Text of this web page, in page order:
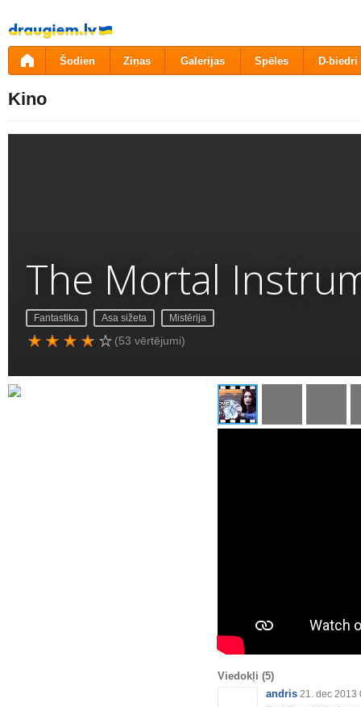
Pāriet
uz
saturu
Šodien Ziņas Galerijas Spēles D-biedri
Kino
The Mortal
Fantastika Asa sižeta Mistērija
(53 vērtējumi)
Viedokļi (5)
andris 21. dec 2013